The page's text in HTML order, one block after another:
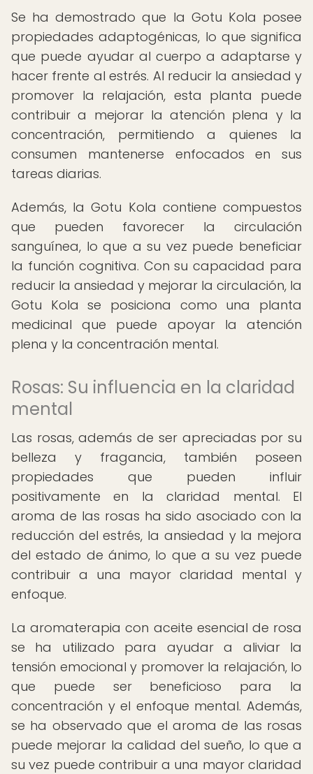
Se ha demostrado que la Gotu Kola posee
propiedades adaptogénicas, lo que significa
que puede ayudar al cuerpo a adaptarse y
hacer frente al estrés. Al reducir la ansiedad y
promover la relajación, esta planta puede
contribuir a mejorar la atención plena y la
concentración, permitiendo a quienes la
consumen mantenerse enfocados en sus
tareas diarias.
Además, la Gotu Kola contiene compuestos
que pueden favorecer la circulación
sanguínea, lo que a su vez puede beneficiar
la función cognitiva. Con su capacidad para
reducir la ansiedad y mejorar la circulación, la
Gotu Kola se posiciona como una planta
medicinal que puede apoyar la atención
plena y la concentración mental.
Rosas: Su influencia en la claridad
mental
Las rosas, además de ser apreciadas por su
belleza y fragancia, también poseen
propiedades que pueden influir
positivamente en la claridad mental. El
aroma de las rosas ha sido asociado con la
reducción del estrés, la ansiedad y la mejora
del estado de ánimo, lo que a su vez puede
contribuir a una mayor claridad mental y
enfoque.
La aromaterapia con aceite esencial de rosa
se ha utilizado para ayudar a aliviar la
tensión emocional y promover la relajación, lo
que puede ser beneficioso para la
concentración y el enfoque mental. Además,
se ha observado que el aroma de las rosas
puede mejorar la calidad del sueño, lo que a
su vez puede contribuir a una mayor claridad